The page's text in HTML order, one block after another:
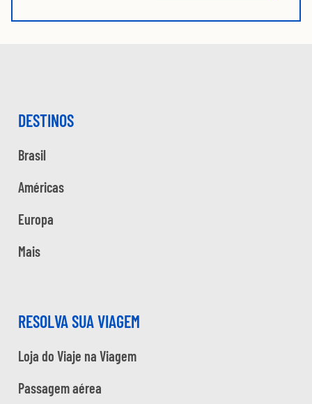
DESTINOS
Brasil
Américas
Europa
Mais
RESOLVA SUA VIAGEM
Loja do Viaje na Viagem
Passagem aérea